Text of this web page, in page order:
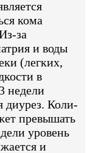
кома
за
и воды
(легких,
в
недели
диурез. Коли-
превышать
уровень
и